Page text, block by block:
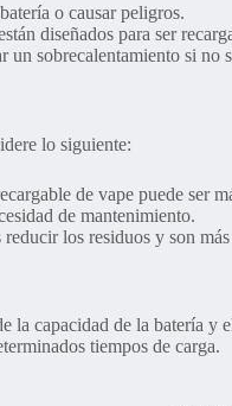
o causar peligros.
diseñados para ser
un sobrecalentamiento si no
lo siguiente:
de vape puede ser
de mantenimiento.
los residuos y son
la capacidad de la batería
tiempos de carga.